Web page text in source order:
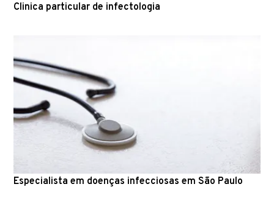
Clinica particular de infectologia
Especialista em doenças infecciosas em São Paulo